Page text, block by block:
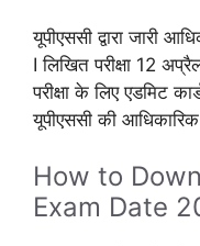
यूपीएससी द्वारा जारी
I लिखित परीक्षा 12
परीक्षा के लिए एडमिट
यूपीएससी की
How to
Exam Date